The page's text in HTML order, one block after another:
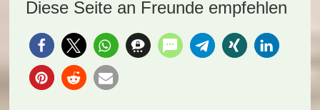
Diese Seite an Freunde empfehlen